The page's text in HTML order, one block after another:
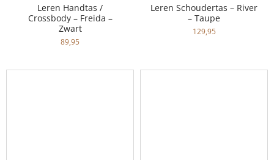
Leren Handtas /
Crossbody – Freida –
Zwart
89,95
Leren Schoudertas – River
– Taupe
129,95